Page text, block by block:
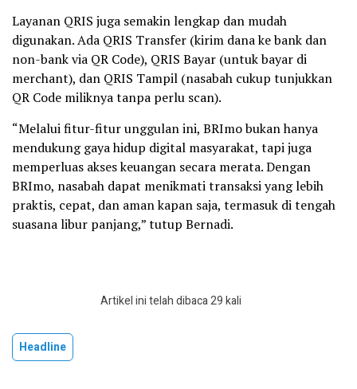
Layanan QRIS juga semakin lengkap dan mudah
digunakan. Ada QRIS Transfer (kirim dana ke bank dan
non-bank via QR Code), QRIS Bayar (untuk bayar di
merchant), dan QRIS Tampil (nasabah cukup tunjukkan
QR Code miliknya tanpa perlu scan).
“Melalui fitur-fitur unggulan ini, BRImo bukan hanya
mendukung gaya hidup digital masyarakat, tapi juga
memperluas akses keuangan secara merata. Dengan
BRImo, nasabah dapat menikmati transaksi yang lebih
praktis, cepat, dan aman kapan saja, termasuk di tengah
suasana libur panjang,” tutup Bernadi.
Artikel ini telah dibaca 29 kali
Headline